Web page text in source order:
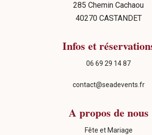
285 Chemin Cachaou
40270 CASTANDET
Infos et
06 69 29 14 87
contact@seadevents.fr
A propos de nous
Fête et Mariage